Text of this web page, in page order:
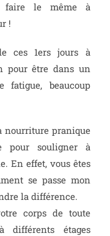
faire le même à
!
ces 1ers jours à
pour être dans un
fatigue, beaucoup
nourriture pranique
pour souligner à
En effet, vous êtes
se passe mon
la différence.
corps de toute
étages